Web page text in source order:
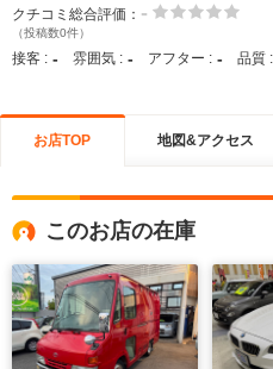
クチコミ総合評価： -
（投稿数0件）
接客 : - 雰囲気 : - アフター : - 品質 :
お店TOP 地図&アクセス
このお店の在庫